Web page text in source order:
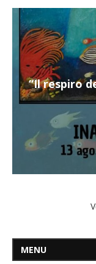
“Il respiro
MENU